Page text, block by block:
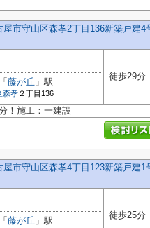
屋市守山区森孝2丁目136新築戸建
「 藤が丘 」駅
森孝 ２丁目136
徒歩29分
！施工：一建設
屋市守山区森孝4丁目123新築戸建
「 藤が丘 」駅
徒歩25分